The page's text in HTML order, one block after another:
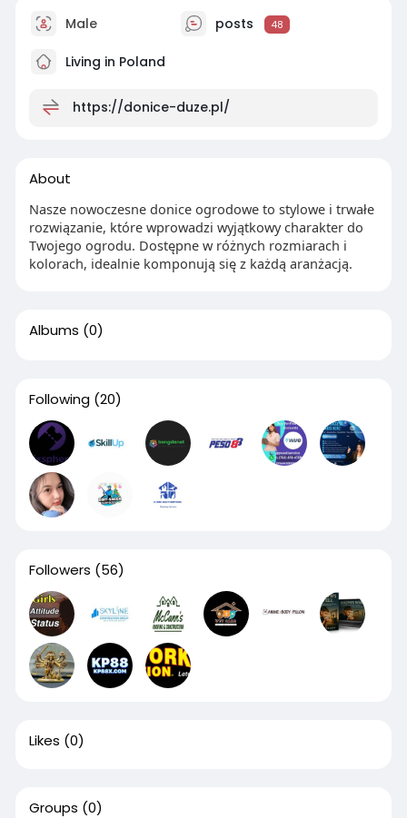
Male posts 48
Living in Poland
https://donice-duze.pl/
About
Nasze nowoczesne donice ogrodowe to stylowe i trwałe
rozwiązanie, które wprowadzi wyjątkowy charakter do
Twojego ogrodu. Dostępne w różnych rozmiarach i
kolorach, idealnie komponują się z każdą aranżacją.
Albums (0)
Following (20)
Followers (56)
Likes (0)
Groups (0)